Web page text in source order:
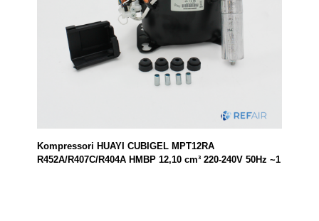
Kompressori HUAYI CUBIGEL MPT12RA
R452A/R407C/R404A HMBP 12,10 cm³ 220-240V 50Hz ~1